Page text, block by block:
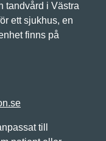
tandvård i Västra
ett sjukhus, en
finns på
till